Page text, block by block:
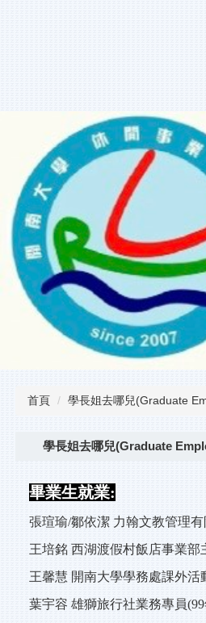
首頁 學長姐去哪兒(Graduate
學長姐去哪兒(Graduate
畢業生就業:
張瑄瑜/鄒依潔 力翰文教管理
王培銘 西湖渡假村飯店事業部
王馨慧 開南大學學務處課外
葉宇容 雄獅旅行社業務專員